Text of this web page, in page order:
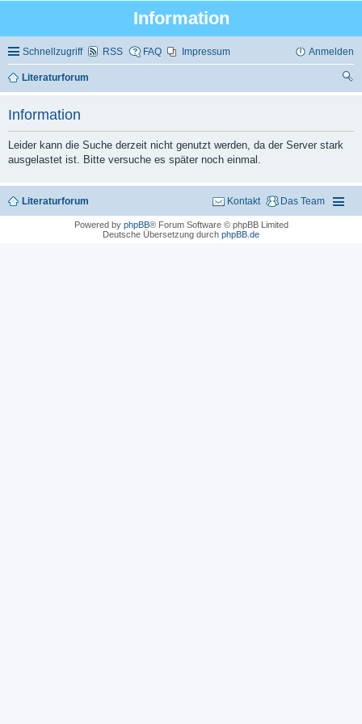
Information
Schnellzugriff RSS FAQ Impressum Anmelden
Literaturforum
Information
Leider kann die Suche derzeit nicht genutzt werden, da der Server stark
ausgelastet ist. Bitte versuche es später noch einmal.
Literaturforum Das Team
Kontakt
Powered by phpBB® Forum Software © phpBB Limited
Deutsche Übersetzung durch phpBB.de